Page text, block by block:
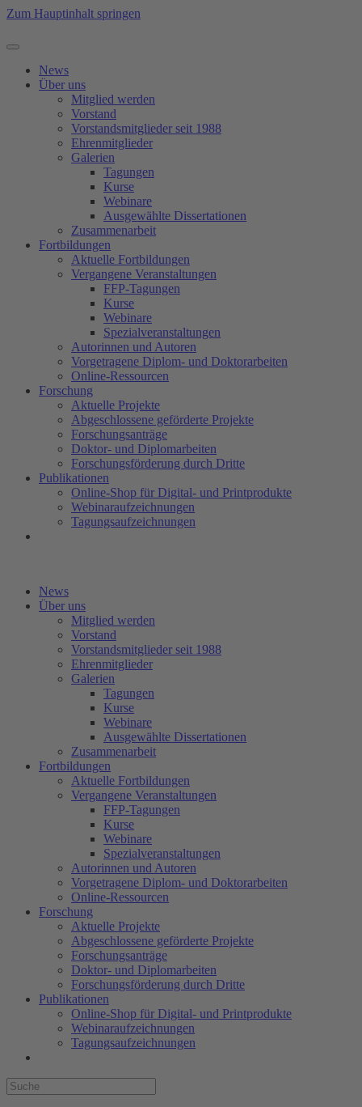
Zum Hauptinhalt springen
News
Über uns
Mitglied werden
Vorstand
Vorstandsmitglieder seit 1988
Ehrenmitglieder
Galerien
Tagungen
Kurse
Webinare
Ausgewählte Dissertationen
Zusammenarbeit
Fortbildungen
Aktuelle Fortbildungen
Vergangene Veranstaltungen
FFP-Tagungen
Kurse
Webinare
Spezialveranstaltungen
Autorinnen und Autoren
Vorgetragene Diplom- und Doktorarbeiten
Online-Ressourcen
Forschung
Aktuelle Projekte
Abgeschlossene geförderte Projekte
Forschungsanträge
Doktor- und Diplomarbeiten
Forschungsförderung durch Dritte
Publikationen
Online-Shop für Digital- und Printprodukte
Webinaraufzeichnungen
Tagungsaufzeichnungen
News
Über uns
Mitglied werden
Vorstand
Vorstandsmitglieder seit 1988
Ehrenmitglieder
Galerien
Tagungen
Kurse
Webinare
Ausgewählte Dissertationen
Zusammenarbeit
Fortbildungen
Aktuelle Fortbildungen
Vergangene Veranstaltungen
FFP-Tagungen
Kurse
Webinare
Spezialveranstaltungen
Autorinnen und Autoren
Vorgetragene Diplom- und Doktorarbeiten
Online-Ressourcen
Forschung
Aktuelle Projekte
Abgeschlossene geförderte Projekte
Forschungsanträge
Doktor- und Diplomarbeiten
Forschungsförderung durch Dritte
Publikationen
Online-Shop für Digital- und Printprodukte
Webinaraufzeichnungen
Tagungsaufzeichnungen